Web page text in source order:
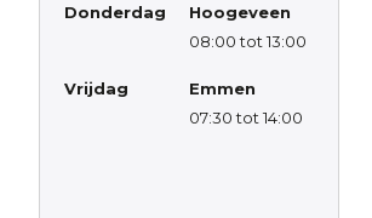
Donderdag
Hoogeveen
08:00 tot 13:00
Vrijdag
Emmen
07:30 tot 14:00